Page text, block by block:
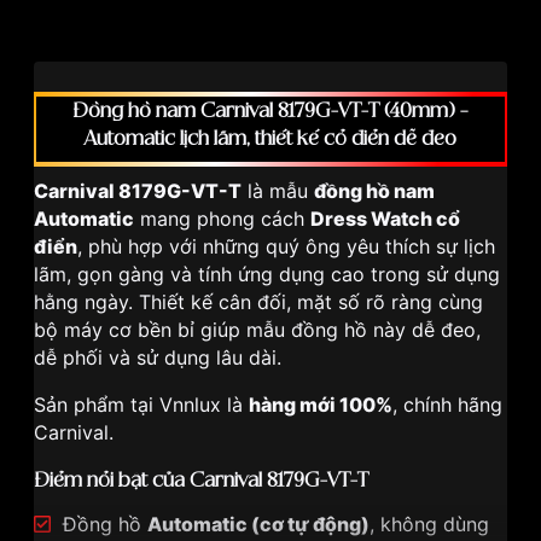
Đồng hồ nam Carnival 8179G-VT-T (40mm) –
Automatic lịch lãm, thiết kế cổ điển dễ đeo
Carnival 8179G-VT-T là mẫu đồng hồ nam
Automatic mang phong cách Dress Watch cổ
điển, phù hợp với những quý ông yêu thích sự lịch
lãm, gọn gàng và tính ứng dụng cao trong sử dụng
hằng ngày. Thiết kế cân đối, mặt số rõ ràng cùng
bộ máy cơ bền bỉ giúp mẫu đồng hồ này dễ đeo,
dễ phối và sử dụng lâu dài.
Sản phẩm tại Vnnlux là hàng mới 100%, chính hãng
Carnival.
Điểm nổi bật của Carnival 8179G-VT-T
Đồng hồ Automatic (cơ tự động), không dùng